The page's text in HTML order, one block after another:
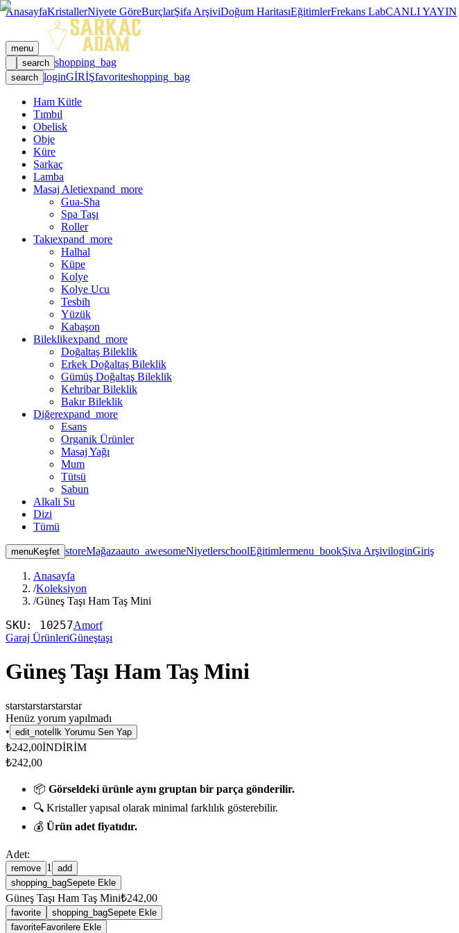
AnasayfaKristallerNiyete GöreBurçlarŞifa ArşiviDoğum HaritasıEğitimlerFrekans LabCANLI YAYIN
menu
search shopping_bag
search loginGİRİŞfavoriteshopping_bag
Ham Kütle
Tımbıl
Obelisk
Obje
Küre
Sarkaç
Lamba
Masaj Aletiexpand_more
Gua-Sha
Spa Taşı
Roller
Takıexpand_more
Halhal
Küpe
Kolye
Kolye Ucu
Tesbih
Yüzük
Kabaşon
Bileklikexpand_more
Doğaltaş Bileklik
Erkek Doğaltaş Bileklik
Gümüş Doğaltaş Bileklik
Kehribar Bileklik
Bakır Bileklik
Diğerexpand_more
Esans
Organik Ürünler
Masaj Yağı
Mum
Tütsü
Sabun
Alkali Su
Dizi
Tümü
menuKeşfet storeMağazaauto_awesomeNiyetlerschoolEğitimlermenu_bookŞiva ArşiviloginGiriş
Anasayfa
/Koleksiyon
/Güneş Taşı Ham Taş Mini
SKU: 10257Amorf
Garaj ÜrünleriGüneştaşı
Güneş Taşı Ham Taş Mini
starstarstarstarstar
Henüz yorum yapılmadı
• edit_note İlk Yorumu Sen Yap
₺242,00İNDİRİM
₺242,00
📦 Görseldeki ürünle aynı gruptan bir parça gönderilir.
🔍 Kristaller yapısal olarak minimal farklılık gösterebilir.
💰 Ürün adet fiyatıdır.
Adet:
remove 1
add
shopping_bagSepete Ekle
Güneş Taşı Ham Taş Mini₺242,00
favorite shopping_bagSepete Ekle
favoriteFavorilere Ekle